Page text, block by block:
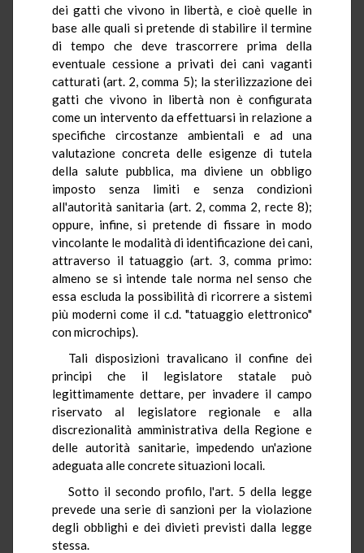
dei gatti che vivono in libertà, e cioè quelle in
base alle quali si pretende di stabilire il termine
di tempo che deve trascorrere prima della
eventuale cessione a privati dei cani vaganti
catturati (art. 2, comma 5); la sterilizzazione dei
gatti che vivono in libertà non è configurata
come un intervento da effettuarsi in relazione a
specifiche circostanze ambientali e ad una
valutazione concreta delle esigenze di tutela
della salute pubblica, ma diviene un obbligo
imposto senza limiti e senza condizioni
all'autorità sanitaria (art. 2, comma 2, recte 8);
oppure, infine, si pretende di fissare in modo
vincolante le modalità di identificazione dei cani,
attraverso il tatuaggio (art. 3, comma primo:
almeno se si intende tale norma nel senso che
essa escluda la possibilità di ricorrere a sistemi
più moderni come il c.d. "tatuaggio elettronico"
con microchips).
Tali disposizioni travalicano il confine dei
principi che il legislatore statale può
legittimamente dettare, per invadere il campo
riservato al legislatore regionale e alla
discrezionalità amministrativa della Regione e
delle autorità sanitarie, impedendo un'azione
adeguata alle concrete situazioni locali.
Sotto il secondo profilo, l'art. 5 della legge
prevede una serie di sanzioni per la violazione
degli obblighi e dei divieti previsti dalla legge
stessa.